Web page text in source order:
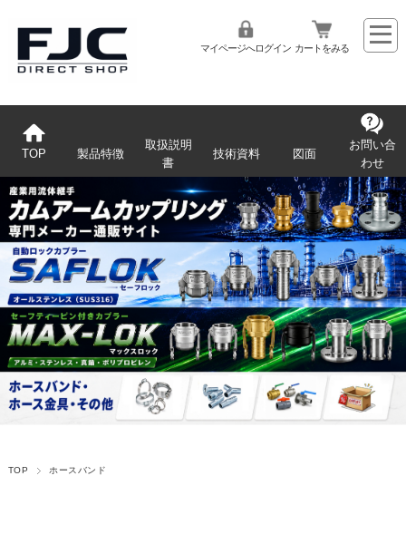
マイページへログイン カートをみる
TOP 製品特徴
取扱説明
書
技術資料 図面
お問い合
わせ
TOP ホースバンド